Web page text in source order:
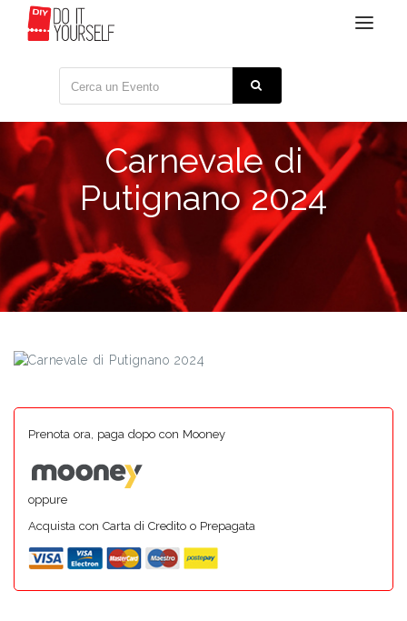
Toggle
Carnevale di
Putignano 2024
Prenota ora, paga dopo con Mooney
oppure
Acquista con Carta di Credito o Prepagata